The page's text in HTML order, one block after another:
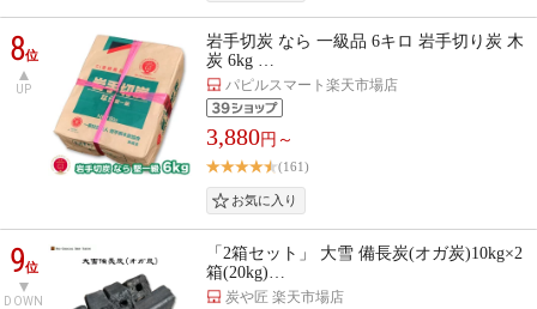
8位
UP
岩手切炭 なら 一級品 6キロ 岩手切り炭 木
炭 6kg …
パピルスマート楽天市場店
3,880円～
(161)
9位
DOWN
「2箱セット」 大雪 備長炭(オガ炭)10kg×2
箱(20kg)…
炭や匠 楽天市場店